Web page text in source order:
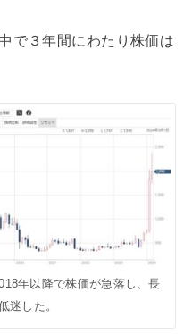
で３年間にわたり株価は
年以降で株価が急落し、長
迷した。